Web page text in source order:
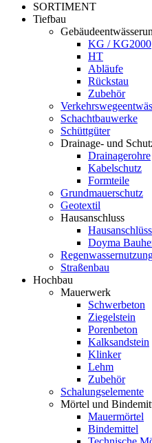
SORTIMENT
Tiefbau
KG / KG2000
HT
Abläufe
Rückstau
Zubehör
Schachtbauwerke
Schüttgüter
Drainage- und
Drainagerohre
Kabelschutz
Formteile
Grundmauerschutz
Geotextil
Hausanschluss
Doyma
Straßenbau
Hochbau
Mauerwerk
Schwerbeton
Ziegelstein
Porenbeton
Kalksandstein
Klinker
Lehm
Zubehör
Schalungselemente
Mörtel und
Mauermörtel
Bindemittel